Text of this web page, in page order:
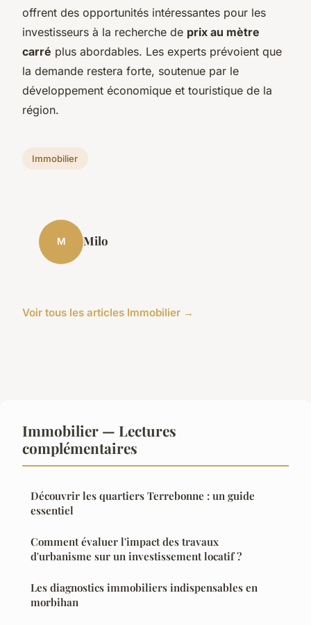
offrent des opportunités intéressantes pour les
investisseurs à la recherche de prix au mètre
carré plus abordables. Les experts prévoient que
la demande restera forte, soutenue par le
développement économique et touristique de la
région.
Immobilier
M Milo
Voir tous les articles Immobilier →
Immobilier — Lectures
complémentaires
Découvrir les quartiers Terrebonne : un guide
essentiel
Comment évaluer l'impact des travaux
d'urbanisme sur un investissement locatif ?
Les diagnostics immobiliers indispensables en
morbihan